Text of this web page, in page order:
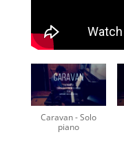
Caravan - Solo
piano